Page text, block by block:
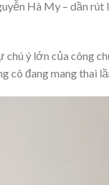
Hà My – dần
ý lớn của công
cô đang mang thai